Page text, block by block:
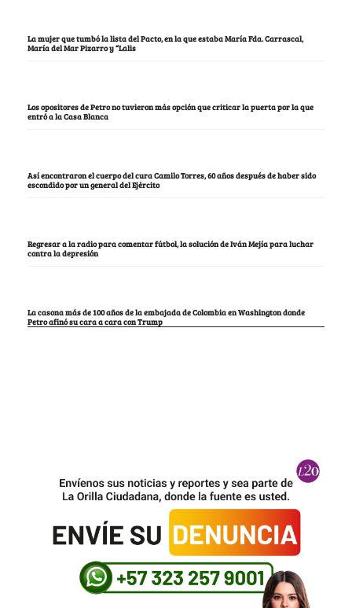
La mujer que tumbó la lista del Pacto, en la que estaba María Fda. Carrascal,
María del Mar Pizarro y “Lalis
Los opositores de Petro no tuvieron más opción que criticar la puerta por la que
entró a la Casa Blanca
Así encontraron el cuerpo del cura Camilo Torres, 60 años después de haber sido
escondido por un general del Ejército
Regresar a la radio para comentar fútbol, la solución de Iván Mejía para luchar
contra la depresión
La casona más de 100 años de la embajada de Colombia en Washington donde
Petro afinó su cara a cara con Trump